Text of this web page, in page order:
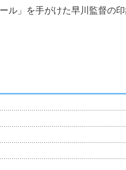
ル」を手がけた早川監督の